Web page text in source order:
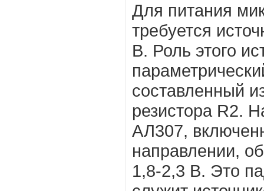
Для питания
требуется
В. Роль этого
составленный
резистора R2.
АЛ307,
направлении,
1,8-2,3 В. Это